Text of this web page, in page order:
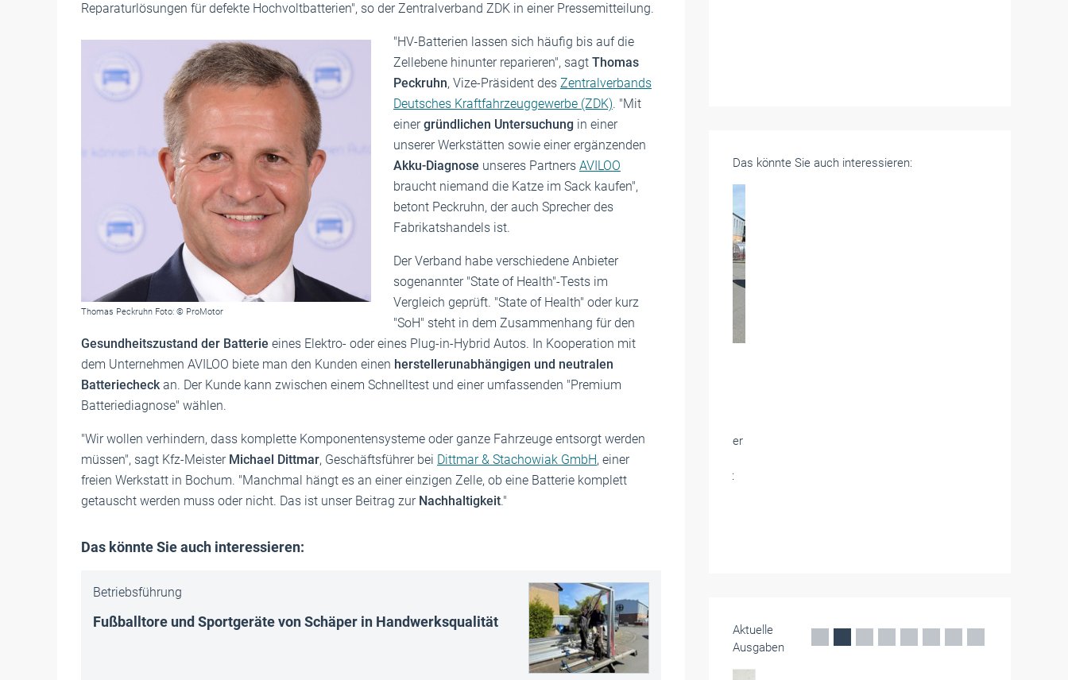
Reparaturlösungen für defekte Hochvoltbatterien", so der Zentralverband ZDK in einer Pressemitteilung.
Thomas Peckruhn Foto: © ProMotor
"HV-Batterien lassen sich häufig bis auf die
Zellebene hinunter reparieren", sagt Thomas
Peckruhn, Vize-Präsident des Zentralverbands
Deutsches Kraftfahrzeuggewerbe (ZDK). "Mit
einergründlichen Untersuchung in einer
unserer Werkstätten sowie einer ergänzenden
Akku-Diagnose unseres Partners AVILOO
braucht niemand die Katze im Sack kaufen",
betont Peckruhn, der auch Sprecher des
Fabrikatshandels ist.
Der Verband habe verschiedene Anbieter
sogenannter "State of Health"-Tests im
Vergleich geprüft. "State of Health" oder kurz
"SoH" steht in dem Zusammenhang für den
Gesundheitszustand der Batterie eines Elektro- oder eines Plug-in-Hybrid Autos. In Kooperation mit
dem Unternehmen AVILOO biete man den Kunden einen herstellerunabhängigen und neutralen
Batteriecheckan. Der Kunde kann zwischen einem Schnelltest und einer umfassenden "Premium
Batteriediagnose" wählen.
"Wir wollen verhindern, dass komplette Komponentensysteme oder ganze Fahrzeuge entsorgt werden
müssen", sagt Kfz-Meister Michael Dittmar, Geschäftsführer bei Dittmar & Stachowiak GmbH, einer
freien Werkstatt in Bochum. "Manchmal hängt es an einer einzigen Zelle, ob eine Batterie komplett
getauscht werden muss oder nicht. Das ist unser Beitrag zur Nachhaltigkeit."
Das könnte Sie auch interessieren:
Betriebsführung
Fußballtore und Sportgeräte von Schäper in Handwerksqualität
Das könnte Sie auch interessieren:
Wenn es um die Zukunft des Kfz-Handwerks
erfolgreiche Nachwuchsformat Ambition der
Ausgaben